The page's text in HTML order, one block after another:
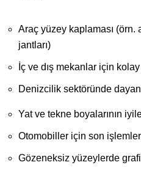
Araç yüzey kaplaması
jantları)
İç ve dış mekanlar için
Denizcilik sektöründe
Yat ve tekne boyalarının
Otomobiller için son işlemler
Gözeneksiz yüzeylerde